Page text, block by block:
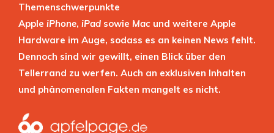
Themenschwerpunkte
Apple iPhone, iPad sowie Mac und weitere Apple
Hardware im Auge, sodass es an keinen News fehlt.
Dennoch sind wir gewillt, einen Blick über den
Tellerrand zu werfen. Auch an exklusiven Inhalten
und phänomenalen Fakten mangelt es nicht.